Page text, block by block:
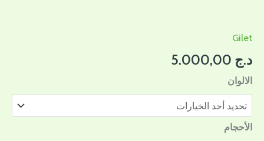
Gilet
د.ج
الالوان
الأحجام